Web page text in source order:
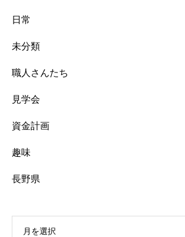
日常
未分類
職人さんたち
見学会
資金計画
趣味
長野県
月を選択